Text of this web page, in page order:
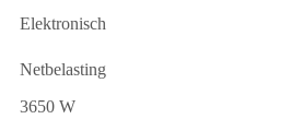
Elektronisch
Netbelasting
3650 W